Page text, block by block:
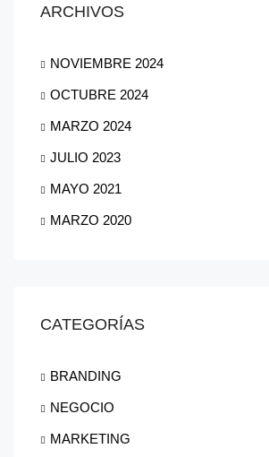
ARCHIVOS
NOVIEMBRE 2024
OCTUBRE 2024
MARZO 2024
JULIO 2023
MAYO 2021
MARZO 2020
CATEGORÍAS
BRANDING
NEGOCIO
MARKETING